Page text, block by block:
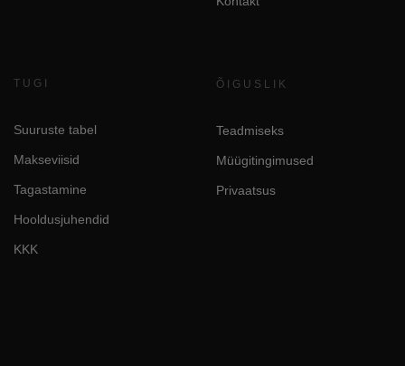
TUGI
Suuruste tabel
Makseviisid
Tagastamine
Hooldusjuhendid
KKK
ÕIGUSLIK
Teadmiseks
Müügitingimused
Privaatsus